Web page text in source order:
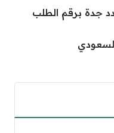
جدة برقم الطلب